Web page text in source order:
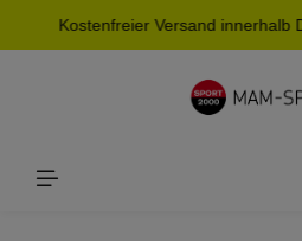
springen
Kostenfreier Versand innerhalb